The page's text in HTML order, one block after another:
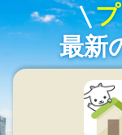
最新